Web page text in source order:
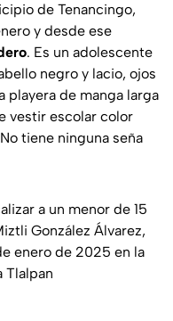
de Tenancingo,
y desde ese
. Es un adolescente
negro y lacio, ojos
playera de manga larga
vestir escolar color
tiene ninguna seña
a un menor de 15
González Álvarez,
enero de 2025 en la
Tlalpan